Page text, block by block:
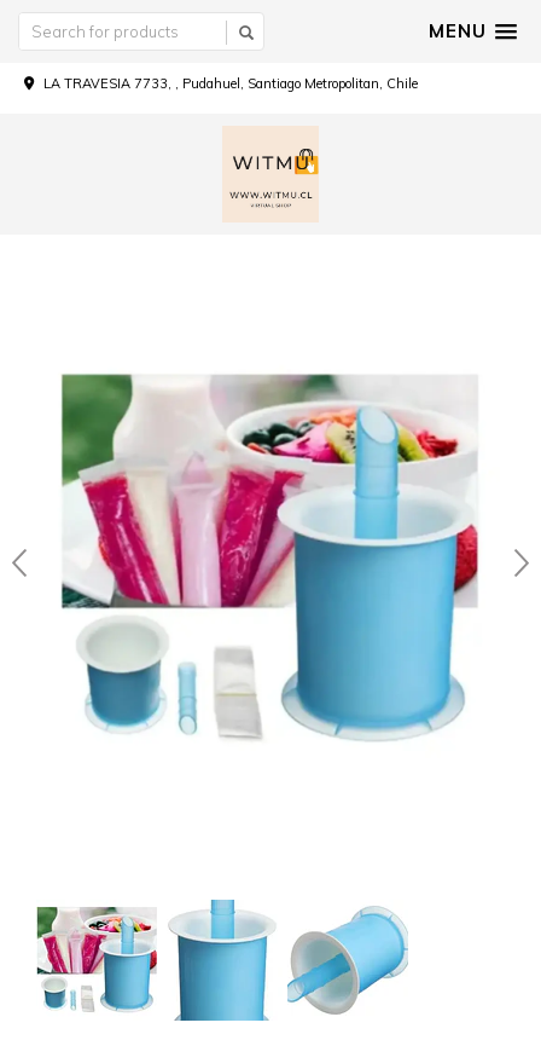
MENU
LA TRAVESIA 7733, , Pudahuel, Santiago Metropolitan, Chile